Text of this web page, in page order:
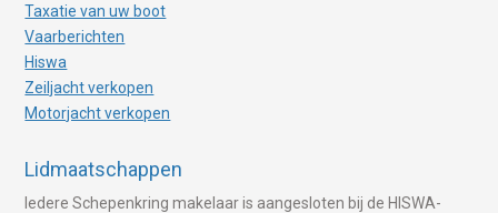
Taxatie van uw boot
Vaarberichten
Hiswa
Zeiljacht verkopen
Motorjacht verkopen
Lidmaatschappen
Iedere Schepenkring makelaar is aangesloten bij de HISWA-